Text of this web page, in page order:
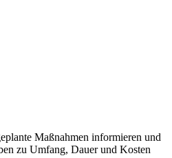
Maßnahmen informieren und
zu Umfang, Dauer und Kosten